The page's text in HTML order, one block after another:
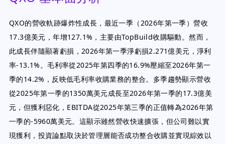
QXO的營收軌跡爆炸性成長，最近一季（2026年第一季）營收
17.3億美元，年增127.1%，主要由TopBuild收購驅動。然而，
此成長伴隨顯著虧損，2026年第一季淨虧損2.271億美元，淨利
率-13.1%。毛利率從2025年第四季的16.9%壓縮至2026年第一
季的14.2%，反映低毛利率收購業務的整合。多季趨勢顯示營收
從2025年第一季的1350萬美元成長至2026年第一季的17.3億美
元，但獲利惡化，EBITDA從2025年第三季的正值轉為2026年第
一季的-5960萬美元。這顯示雖然營收快速擴張，但公司難以實
現獲利，投資論點取決於管理層能否成功整合收購並實現綜效以